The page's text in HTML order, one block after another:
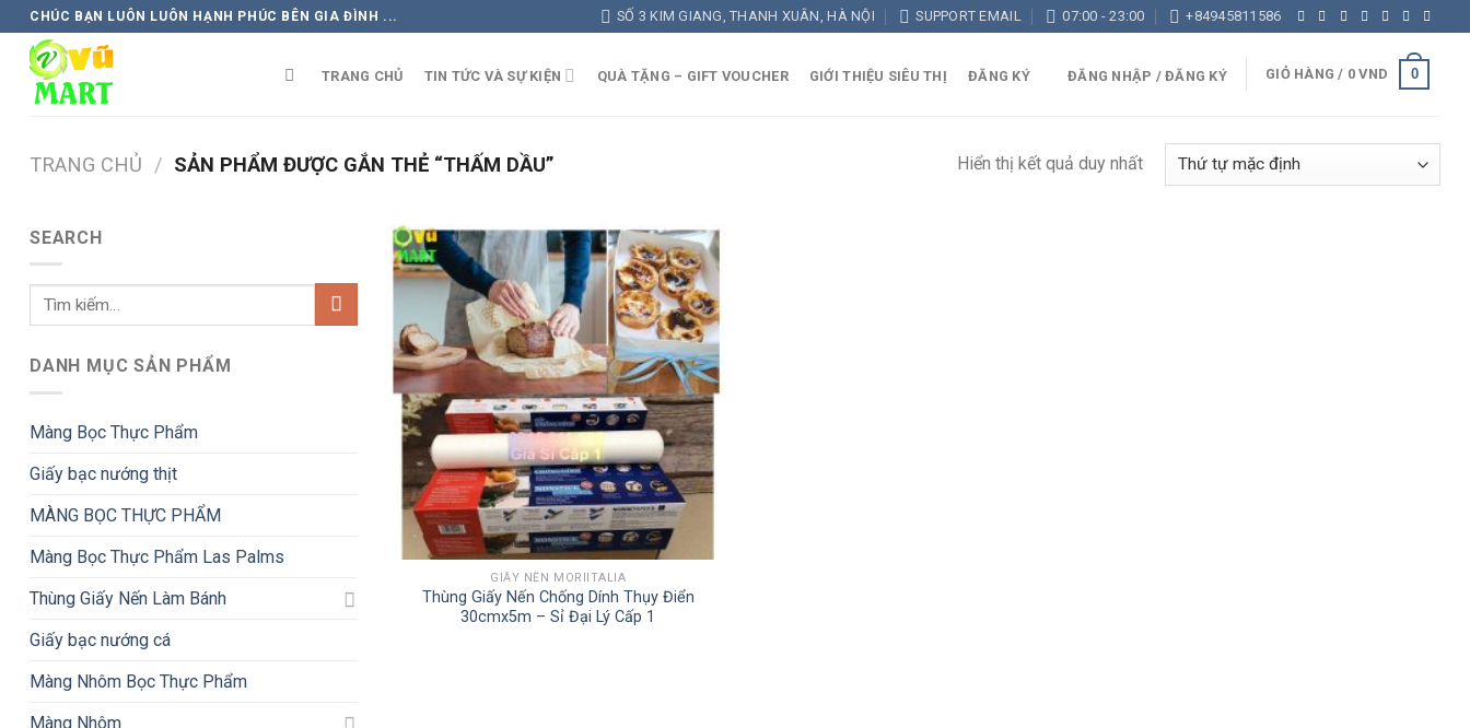
Skip
to
content
CHÚC BẠN LUÔN LUÔN HẠNH PHÚC BÊN GIA ĐÌNH ... SỐ 3 KIM GIANG, THANH XUÂN, HÀ NỘI SUPPORT EMAIL 07:00 - 23:00 +84945811586
TRANG CHỦ TIN TỨC VÀ SỰ KIỆN QUÀ TẶNG – GIFT VOUCHER GIỚI THIỆU SIÊU THỊ ĐĂNG KÝ ĐĂNG NHẬP / ĐĂNG KÝ GIỎ HÀNG / 0VND 0
TRANG CHỦ / SẢN PHẨM ĐƯỢC GẮN THẺ “THẤM DẦU” Hiển thị kết quả duy nhất
SEARCH
DANH MỤC SẢN PHẨM
Màng Bọc Thực Phẩm
Giấy bạc nướng thịt
MÀNG BỌC THỰC PHẨM
Màng Bọc Thực Phẩm Las Palms
Thùng Giấy Nến Làm Bánh
Giấy bạc nướng cá
Màng Nhôm Bọc Thực Phẩm
Màng Nhôm
+
GIẤY NẾN MORIITALIA
Thùng Giấy Nến Chống Dính Thụy Điển
30cmx5m – Sỉ Đại Lý Cấp 1